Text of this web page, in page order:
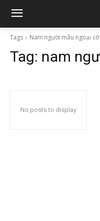
Tags Nam người mẫu ngoại cỡ
Tag: nam
No posts to display